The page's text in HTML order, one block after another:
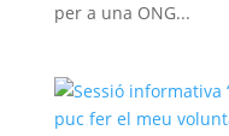
per a una ONG...